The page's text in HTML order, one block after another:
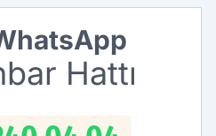
Olmaya Başladı
Hattı